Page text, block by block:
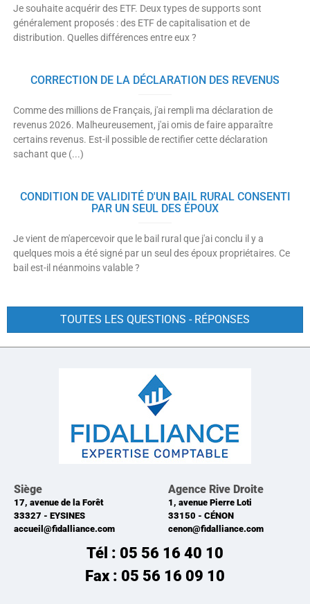
Je souhaite acquérir des ETF. Deux types de supports sont
généralement proposés : des ETF de capitalisation et de
distribution. Quelles différences entre eux ?
CORRECTION DE LA DÉCLARATION DES REVENUS
Comme des millions de Français, j'ai rempli ma déclaration de
revenus 2026. Malheureusement, j'ai omis de faire apparaître
certains revenus. Est-il possible de rectifier cette déclaration
sachant que (...)
CONDITION DE VALIDITÉ D'UN BAIL RURAL CONSENTI
PAR UN SEUL DES ÉPOUX
Je vient de m'apercevoir que le bail rural que j'ai conclu il y a
quelques mois a été signé par un seul des époux propriétaires. Ce
bail est-il néanmoins valable ?
TOUTES LES QUESTIONS - RÉPONSES
Siège
17, avenue de la Forêt
33327
EYSINES
accueil@fidalliance.com
Agence Rive Droite
1, avenue Pierre Loti
33150
CÉNON
cenon@fidalliance.com
Tél : 05 56 16 40 10
Fax : 05 56 16 09 10